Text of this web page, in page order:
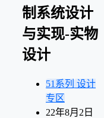
制系统设计
与实现-实物
设计
51系列 设计
专区
22年8月2日